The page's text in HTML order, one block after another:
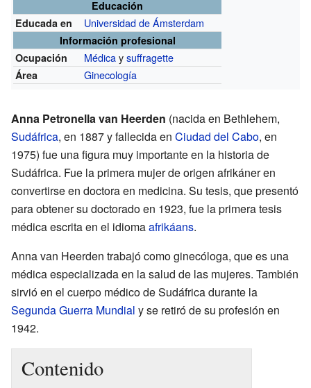
Educación
Educada en
Universidad de Ámsterdam
Información profesional
Ocupación
Médicaysuffragette
Área Ginecología
Anna Petronella van Heerden (nacida en Bethlehem,
Sudáfrica, en 1887 y fallecida en Ciudad del Cabo, en
1975) fue una figura muy importante en la historia de
Sudáfrica. Fue la primera mujer de origen afrikáner en
convertirse en doctora en medicina. Su tesis, que presentó
para obtener su doctorado en 1923, fue la primera tesis
médica escrita en el idiomaafrikáans.
Anna van Heerden trabajó como ginecóloga, que es una
médica especializada en la salud de las mujeres. También
sirvió en el cuerpo médico de Sudáfrica durante la
Segunda Guerra Mundial y se retiró de su profesión en
1942.
Contenido